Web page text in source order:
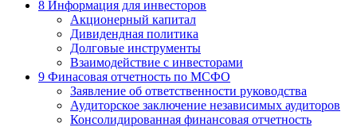
8 Информация для инвесторов
Акционерный капитал
Дивидендная политика
Долговые инструменты
Взаимодействие с инвеcторами
9 Финасовая отчетность по МСФО
Заявление об ответственности руководства
Аудиторское заключение независимых аудиторов
Консолидированная финансовая отчетность